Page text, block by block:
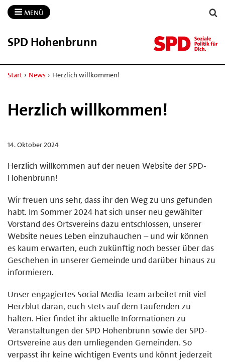
MENÜ
SPD Hohenbrunn
Start › News › Herzlich willkommen!
Herzlich willkommen!
14. Oktober 2024
Herzlich willkommen auf der neuen Website der SPD-
Hohenbrunn!
Wir freuen uns sehr, dass ihr den Weg zu uns gefunden
habt. Im Sommer 2024 hat sich unser neu gewählter
Vorstand des Ortsvereins dazu entschlossen, unserer
Website neues Leben einzuhauchen – und wir können
es kaum erwarten, euch zukünftig noch besser über das
Geschehen in unserer Gemeinde und darüber hinaus zu
informieren.
Unser engagiertes Social Media Team arbeitet mit viel
Herzblut daran, euch stets auf dem Laufenden zu
halten. Hier findet ihr aktuelle Informationen zu
Veranstaltungen der SPD Hohenbrunn sowie der SPD-
Ortsvereine aus den umliegenden Gemeinden. So
verpasst ihr keine wichtigen Events und könnt jederzeit